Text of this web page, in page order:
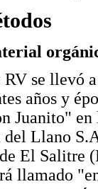
se llevó
años y
Juanito"
Llano
El Salitre
llamado